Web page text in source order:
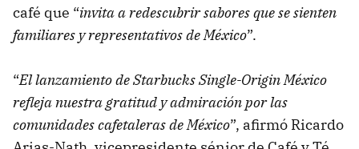
café que “invita a redescubrir sabores que se sienten
familiares y representativos de México”.
“El lanzamiento de Starbucks Single-Origin México
refleja nuestra gratitud y admiración por las
comunidades cafetaleras de México”, afirmó Ricardo